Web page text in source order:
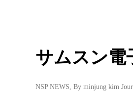
サムスン電
NSP NEWS, By minjung kim